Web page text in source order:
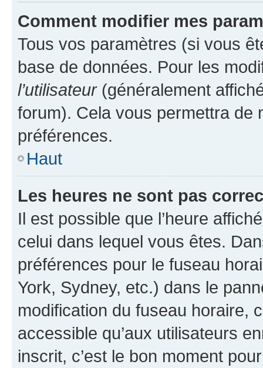
Comment modifier mes
Tous vos paramètres (si vous
base de données. Pour les
l’utilisateur(généralement
forum). Cela vous permettra de
préférences.
Haut
Les heures ne sont pas
Il est possible que l’heure
celui dans lequel vous êtes.
préférences pour le fuseau
York, Sydney, etc.) dans le
modification du fuseau horaire,
accessible qu’aux utilisateurs
inscrit, c’est le bon moment